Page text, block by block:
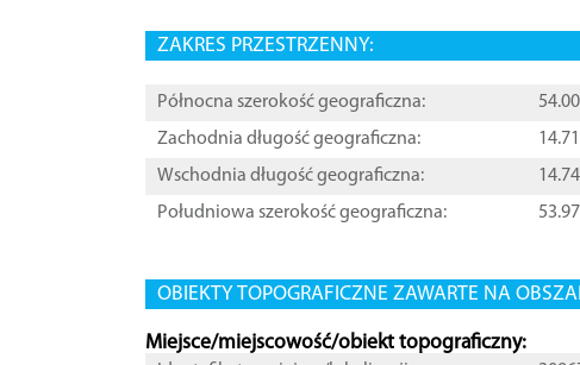
ZAKRES PRZESTRZENNY:
Północna szerokość geograficzna:
Zachodnia długość geograficzna:
Wschodnia długość geograficzna:
Południowa szerokość geograficzna:
OBIEKTY TOPOGRAFICZNE ZAWARTE NA
Miejsce/miejscowość/obiekt topograficzny: